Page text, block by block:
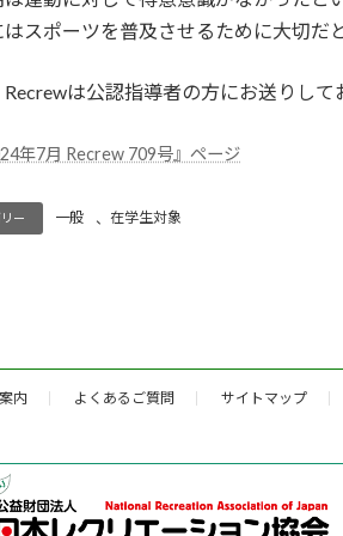
はスポーツを普及させるために大切だ
Recrewは公認指導者の方にお送りし
年7月 Recrew 709号』ページ
ー 一般 、 在学生対象
内 よくあるご質問 サイトマップ